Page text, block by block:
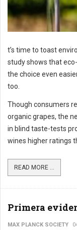
t’s time to toast
study shows that
the choice even
too.
Though consumers
organic grapes, the
in blind taste-tests
wines higher ratings
READ MORE ...
Primera
MAX PLANCK SOCIETY